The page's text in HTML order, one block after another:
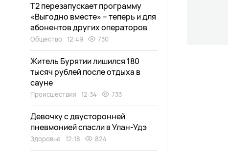
Т2 перезапускает программу
«Выгодно вместе» – теперь и для
абонентов других операторов
Общество 12:49 730
Житель Бурятии лишился 180
тысяч рублей после отдыха в
сауне
Происшествия 12:34 733
Девочку с двусторонней
пневмонией спасли в Улан-Удэ
Здоровье 12:18 824